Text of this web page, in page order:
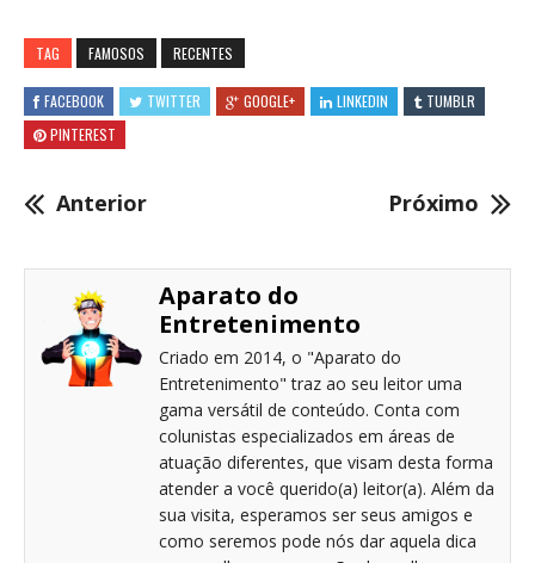
TAG FAMOSOS RECENTES
FACEBOOK TWITTER GOOGLE+ LINKEDIN
TUMBLR
PINTEREST
Anterior Próximo
Aparato do
Entretenimento
Criado em 2014, o "Aparato do
Entretenimento" traz ao seu leitor uma
gama versátil de conteúdo. Conta com
colunistas especializados em áreas de
atuação diferentes, que visam desta forma
atender a você querido(a) leitor(a). Além da
sua visita, esperamos ser seus amigos e
como seremos pode nós dar aquela dica